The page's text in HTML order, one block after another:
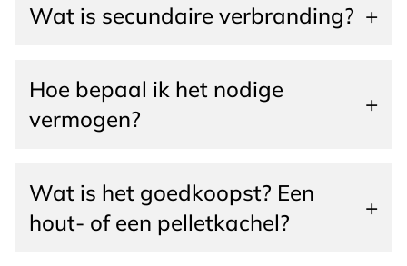
Wat is secundaire verbranding? +
Hoe bepaal ik het nodige
vermogen?
+
Wat is het goedkoopst? Een
hout- of een pelletkachel?
+